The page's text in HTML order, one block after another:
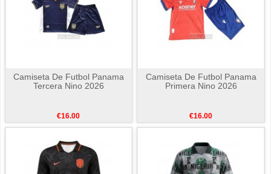
Camiseta De Futbol Panama
Tercera Nino 2026
€16.00
Camiseta De Futbol Panama
Primera Nino 2026
€16.00